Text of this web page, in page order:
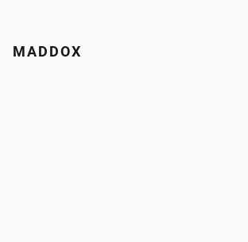
MADDOX